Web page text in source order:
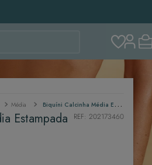
Média Biquíni Calcinha Média Estampada - Sol Nascente
Estampada
REF: 202173460